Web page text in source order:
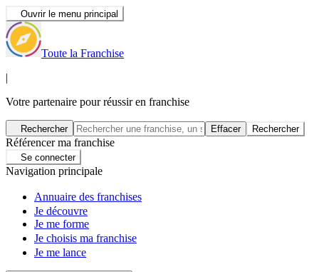
Ouvrir le menu principal
Toute la Franchise
|
Votre partenaire pour réussir en franchise
Rechercher Effacer Rechercher
Référencer ma franchise
Se connecter
Navigation principale
Annuaire des franchises
Je découvre
Je me forme
Je choisis ma franchise
Je me lance